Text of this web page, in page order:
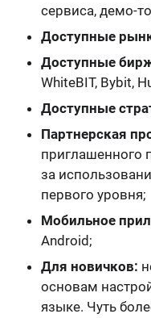
сервиса, демо-
Доступные
Доступные
WhiteBIT, Bybit,
Доступные
Партнерская
приглашенного
за
первого уровня;
Мобильное
Android;
Для новичков:
основам
языке. Чуть